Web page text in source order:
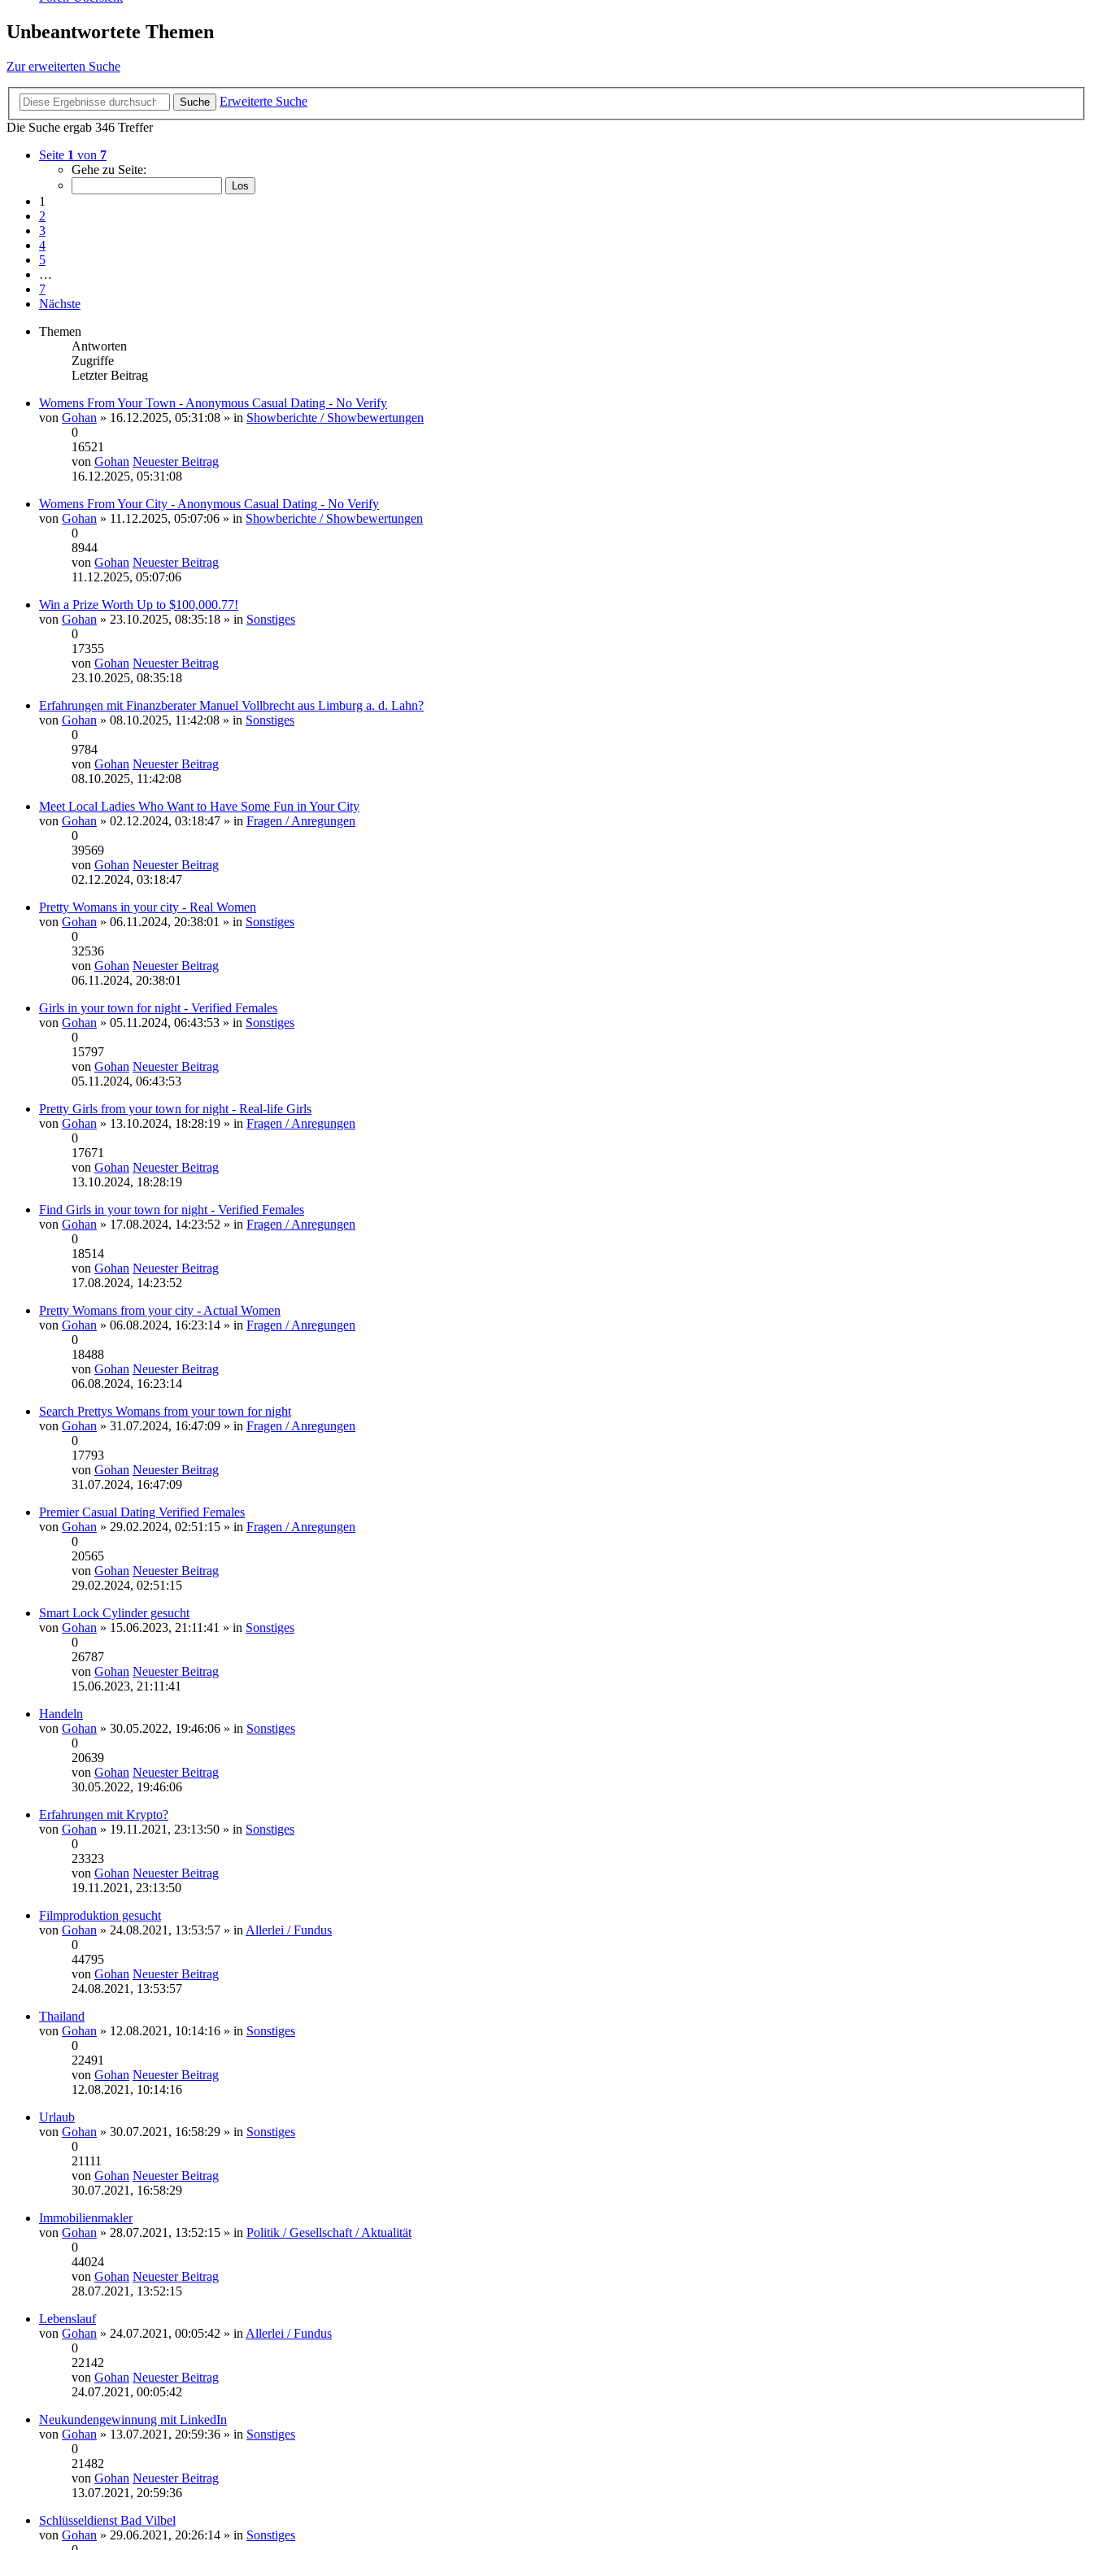
Unbeantwortete Themen
Zur erweiterten Suche
Suche
Erweiterte Suche
Die Suche ergab 346 Treffer
Seite 1 von 7
Gehe zu Seite:
1
2
3
4
5
…
7
Nächste
Themen
Antworten
Zugriffe
Letzter Beitrag
Womens From Your Town - Anonymous Casual Dating - No Verify
von Gohan » 16.12.2025, 05:31:08 » in Showberichte / Showbewertungen
0
16521
von Gohan Neuester Beitrag
16.12.2025, 05:31:08
Womens From Your City - Anonymous Casual Dating - No Verify
von Gohan » 11.12.2025, 05:07:06 » in Showberichte / Showbewertungen
0
8944
von Gohan Neuester Beitrag
11.12.2025, 05:07:06
Win a Prize Worth Up to $100,000.77!
von Gohan » 23.10.2025, 08:35:18 » in Sonstiges
0
17355
von Gohan Neuester Beitrag
23.10.2025, 08:35:18
Erfahrungen mit Finanzberater Manuel Vollbrecht aus Limburg a. d. Lahn?
von Gohan » 08.10.2025, 11:42:08 » in Sonstiges
0
9784
von Gohan Neuester Beitrag
08.10.2025, 11:42:08
Meet Local Ladies Who Want to Have Some Fun in Your City
von Gohan » 02.12.2024, 03:18:47 » in Fragen / Anregungen
0
39569
von Gohan Neuester Beitrag
02.12.2024, 03:18:47
Pretty Womans in your city - Real Women
von Gohan » 06.11.2024, 20:38:01 » in Sonstiges
0
32536
von Gohan Neuester Beitrag
06.11.2024, 20:38:01
Girls in your town for night - Verified Females
von Gohan » 05.11.2024, 06:43:53 » in Sonstiges
0
15797
von Gohan Neuester Beitrag
05.11.2024, 06:43:53
Pretty Girls from your town for night - Real-life Girls
von Gohan » 13.10.2024, 18:28:19 » in Fragen / Anregungen
0
17671
von Gohan Neuester Beitrag
13.10.2024, 18:28:19
Find Girls in your town for night - Verified Females
von Gohan » 17.08.2024, 14:23:52 » in Fragen / Anregungen
0
18514
von Gohan Neuester Beitrag
17.08.2024, 14:23:52
Pretty Womans from your city - Actual Women
von Gohan » 06.08.2024, 16:23:14 » in Fragen / Anregungen
0
18488
von Gohan Neuester Beitrag
06.08.2024, 16:23:14
Search Prettys Womans from your town for night
von Gohan » 31.07.2024, 16:47:09 » in Fragen / Anregungen
0
17793
von Gohan Neuester Beitrag
31.07.2024, 16:47:09
Premier Сasual Dating Verified Females
von Gohan » 29.02.2024, 02:51:15 » in Fragen / Anregungen
0
20565
von Gohan Neuester Beitrag
29.02.2024, 02:51:15
Smart Lock Cylinder gesucht
von Gohan » 15.06.2023, 21:11:41 » in Sonstiges
0
26787
von Gohan Neuester Beitrag
15.06.2023, 21:11:41
Handeln
von Gohan » 30.05.2022, 19:46:06 » in Sonstiges
0
20639
von Gohan Neuester Beitrag
30.05.2022, 19:46:06
Erfahrungen mit Krypto?
von Gohan » 19.11.2021, 23:13:50 » in Sonstiges
0
23323
von Gohan Neuester Beitrag
19.11.2021, 23:13:50
Filmproduktion gesucht
von Gohan » 24.08.2021, 13:53:57 » in Allerlei / Fundus
0
44795
von Gohan Neuester Beitrag
24.08.2021, 13:53:57
Thailand
von Gohan » 12.08.2021, 10:14:16 » in Sonstiges
0
22491
von Gohan Neuester Beitrag
12.08.2021, 10:14:16
Urlaub
von Gohan » 30.07.2021, 16:58:29 » in Sonstiges
0
21111
von Gohan Neuester Beitrag
30.07.2021, 16:58:29
Immobilienmakler
von Gohan » 28.07.2021, 13:52:15 » in Politik / Gesellschaft / Aktualität
0
44024
von Gohan Neuester Beitrag
28.07.2021, 13:52:15
Lebenslauf
von Gohan » 24.07.2021, 00:05:42 » in Allerlei / Fundus
0
22142
von Gohan Neuester Beitrag
24.07.2021, 00:05:42
Neukundengewinnung mit LinkedIn
von Gohan » 13.07.2021, 20:59:36 » in Sonstiges
0
21482
von Gohan Neuester Beitrag
13.07.2021, 20:59:36
Schlüsseldienst Bad Vilbel
von Gohan » 29.06.2021, 20:26:14 » in Sonstiges